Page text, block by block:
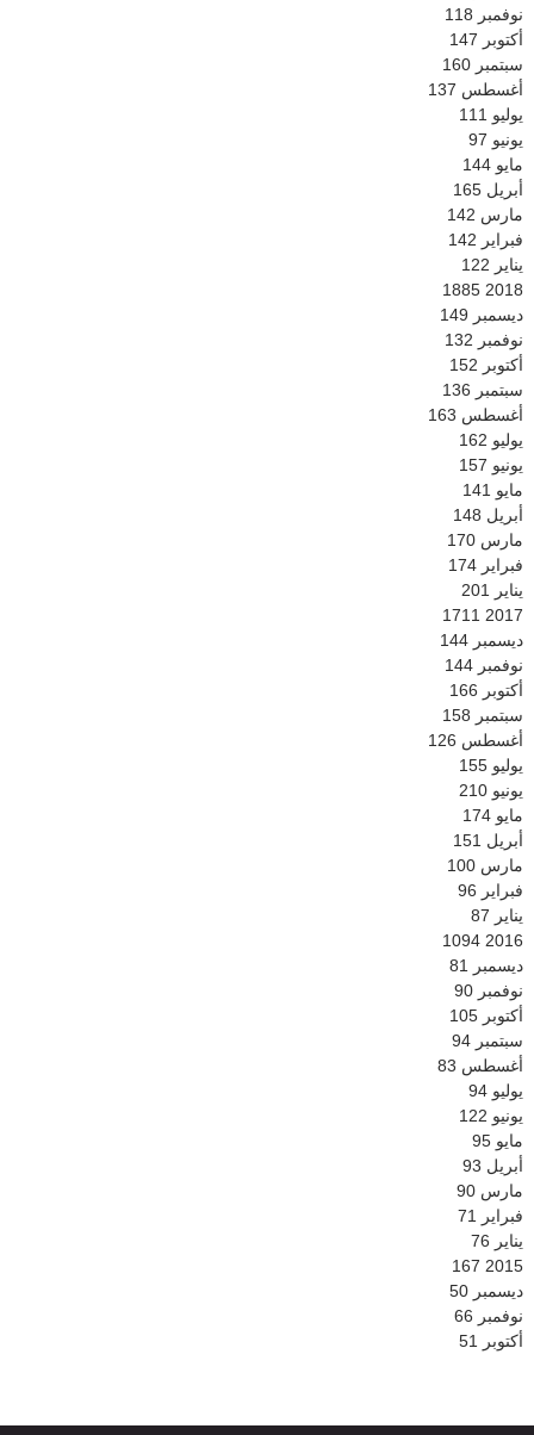
نوفمبر 118
أكتوبر 147
سبتمبر 160
أغسطس 137
يوليو 111
يونيو 97
مايو 144
أبريل 165
مارس 142
فبراير 142
يناير 122
2018
1885
ديسمبر 149
نوفمبر 132
أكتوبر 152
سبتمبر 136
أغسطس 163
يوليو 162
يونيو 157
مايو 141
أبريل 148
مارس 170
فبراير 174
يناير
201
2017
1711
ديسمبر 144
نوفمبر 144
أكتوبر 166
سبتمبر 158
أغسطس 126
يوليو 155
يونيو 210
مايو 174
أبريل 151
مارس 100
فبراير 96
يناير 87
2016
1094
ديسمبر
81
نوفمبر 90
أكتوبر 105
سبتمبر 94
أغسطس 83
يوليو 94
يونيو 122
مايو 95
أبريل 93
مارس 90
فبراير
71
يناير 76
2015
167
ديسمبر 50
نوفمبر 66
أكتوبر
51